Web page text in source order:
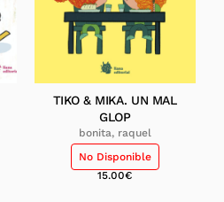
TIKO & MIKA. UN MAL
GLOP
bonita, raquel
No Disponible
15.00€